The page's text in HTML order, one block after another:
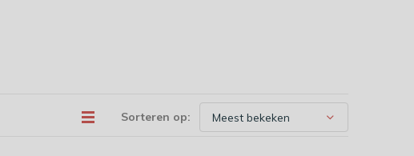
Sorteren op: